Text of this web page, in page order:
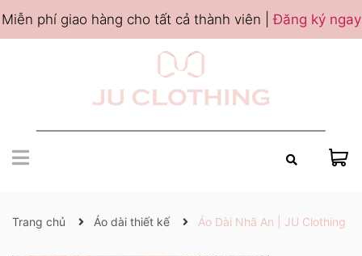
Miễn phí giao hàng cho tất cả thành viên |Đăng ký ngay
Trang chủ Áo dài thiết kế Áo Dài Nhã An | JU Clothing